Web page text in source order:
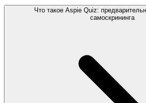
Что такое Aspie Quiz:
самоскрининга